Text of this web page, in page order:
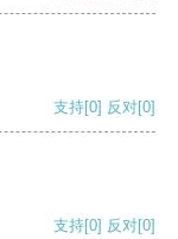
支持[0] 反对[0]
支持[0] 反对[0]